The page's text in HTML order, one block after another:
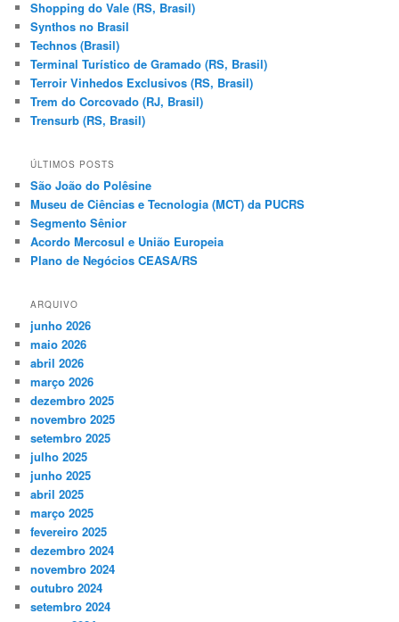
Shopping do Vale (RS, Brasil)
Synthos no Brasil
Technos (Brasil)
Terminal Turístico de Gramado (RS, Brasil)
Terroir Vinhedos Exclusivos (RS, Brasil)
Trem do Corcovado (RJ, Brasil)
Trensurb (RS, Brasil)
ÚLTIMOS POSTS
São João do Polêsine
Museu de Ciências e Tecnologia (MCT) da PUCRS
Segmento Sênior
Acordo Mercosul e União Europeia
Plano de Negócios CEASA/RS
ARQUIVO
junho 2026
maio 2026
abril 2026
março 2026
dezembro 2025
novembro 2025
setembro 2025
julho 2025
junho 2025
abril 2025
março 2025
fevereiro 2025
dezembro 2024
novembro 2024
outubro 2024
setembro 2024